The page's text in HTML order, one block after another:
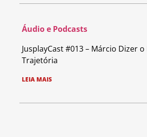
Áudio e Podcasts
JusplayCast #013 – Márcio Dizer
Trajetória
LEIA MAIS